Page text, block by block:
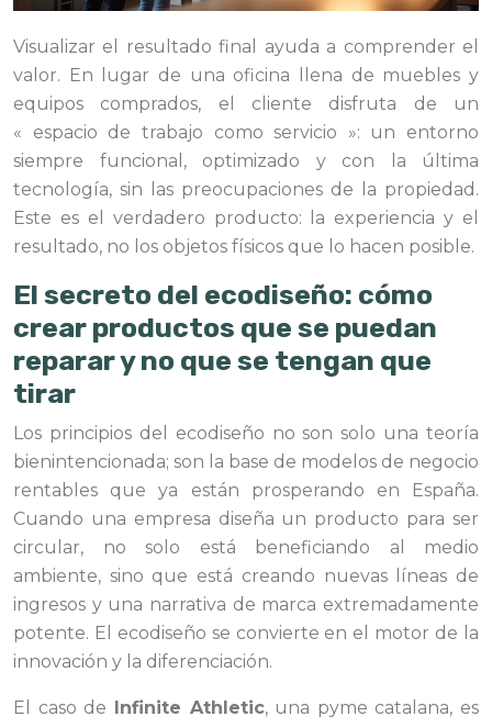
Visualizar el resultado final ayuda a comprender el
valor. En lugar de una oficina llena de muebles y
equipos comprados, el cliente disfruta de un
« espacio de trabajo como servicio »: un entorno
siempre funcional, optimizado y con la última
tecnología, sin las preocupaciones de la propiedad.
Este es el verdadero producto: la experiencia y el
resultado, no los objetos físicos que lo hacen posible.
El secreto del ecodiseño: cómo
crear productos que se puedan
reparar y no que se tengan que
tirar
Los principios del ecodiseño no son solo una teoría
bienintencionada; son la base de modelos de negocio
rentables que ya están prosperando en España.
Cuando una empresa diseña un producto para ser
circular, no solo está beneficiando al medio
ambiente, sino que está creando nuevas líneas de
ingresos y una narrativa de marca extremadamente
potente. El ecodiseño se convierte en el motor de la
innovación y la diferenciación.
El caso de Infinite Athletic, una pyme catalana, es